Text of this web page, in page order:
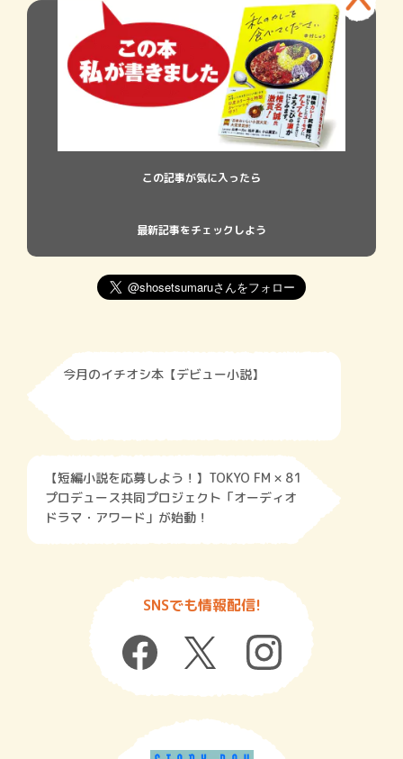
この記事が気に入ったら
最新記事をチェックしよう
今月のイチオシ本【デビュー小説】
【短編小説を応募しよう！】TOKYO FM × 81
プロデュース共同プロジェクト「オーディオ
ドラマ・アワード」が始動！
SNSでも情報配信!